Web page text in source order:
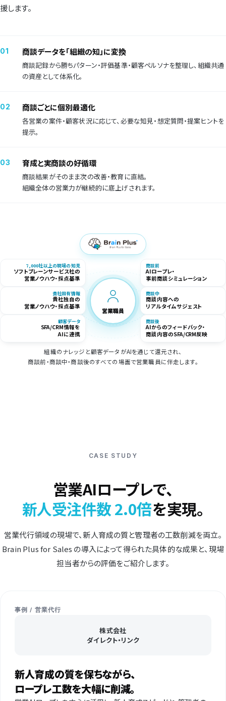
援します。
01 商談データを「組織の知」に変換
商談記録から勝ちパターン・評価基準・顧客ペルソナを整理し、組織共通
の資産として体系化。
02 商談ごとに個別最適化
各営業の案件・顧客状況に応じて、必要な知見・想定質問・提案ヒントを
提示。
03 育成と実商談の好循環
商談結果がそのまま次の改善・教育に直結。
組織全体の営業力が継続的に底上げされます。
7,000社以上の現場の知見
ソフトブレーンサービス社の
営業ノウハウ・採点基準
貴社固有情報
貴社独自の
営業ノウハウ・採点基準
顧客データ
SFA/CRM情報を
AIに連携
営業職員
商談前
AIロープレ・
事前商談シミュレーション
商談中
商談内容への
リアルタイムサジェスト
商談後
AIからのフィードバック・
商談内容のSFA/CRM反映
組織のナレッジと顧客データがAIを通じて還元され、
商談前・商談中・商談後のすべての場面で営業職員に伴走します。
CASE STUDY
営業AIロープレで、
新人受注件数 2.0倍を実現。
営業代行領域の現場で、新人育成の質と管理者の工数削減を両立。
Brain Plus for Sales の導入によって得られた具体的な成果と、現場
担当者からの評価をご紹介します。
事例 / 営業代行
株式会社
ダイレクト・リンク
新人育成の質を保ちながら、
ロープレ工数を大幅に削減。